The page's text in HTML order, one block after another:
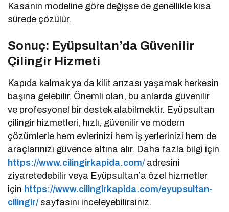
Kasanın modeline göre değişse de genellikle kısa
sürede çözülür.
Sonuç: Eyüpsultan’da Güvenilir
Çilingir Hizmeti
Kapıda kalmak ya da kilit arızası yaşamak herkesin
başına gelebilir. Önemli olan, bu anlarda güvenilir
ve profesyonel bir destek alabilmektir. Eyüpsultan
çilingir hizmetleri, hızlı, güvenilir ve modern
çözümlerle hem evlerinizi hem iş yerlerinizi hem de
araçlarınızı güvence altına alır. Daha fazla bilgi için
https://www.cilingirkapida.com/adresini
ziyaretedebilir veya Eyüpsultan’a özel hizmetler
için https://www.cilingirkapida.com/eyupsultan-
cilingir/sayfasını inceleyebilirsiniz.